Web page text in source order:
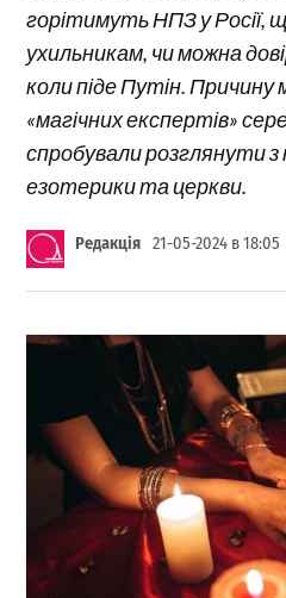
горітимуть НПЗ у Росії,
ухильникам, чи можна
коли піде Путін. Причину
«магічних експертів»
спробували розглянути з
езотерики та церкви.
Редакція 21-05-2024 в 18:05